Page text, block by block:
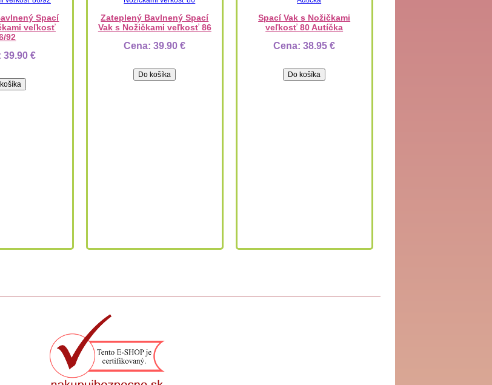
Spací
veľkosť
92
39.90 €
Zateplený Bavlnený Spací
Vak s Nožičkami veľkosť 86
Cena:39.90 €
Spací Vak s Nožičkami
veľkosť 80 Autíčka
Cena:38.95 €